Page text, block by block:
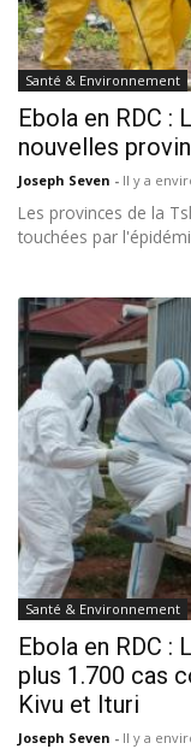
Santé & Environnement
Ebola en RDC :
nouvelles
Joseph Seven - Il y a
Les provinces de la
touchées par
Santé & Environnement
Ebola en RDC :
plus 1.700 cas
Kivu et Ituri
Joseph Seven - Il y a